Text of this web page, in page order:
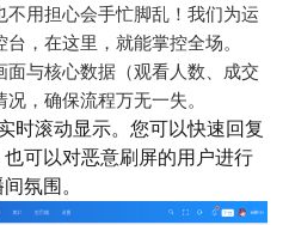
用担心会手忙脚乱！我们为运
，在这里，就能掌控全场。
面与核心数据（观看人数、成交
，确保流程万无一失。
时滚动显示。您可以快速回复
可以对恶意刷屏的用户进行
氛围。